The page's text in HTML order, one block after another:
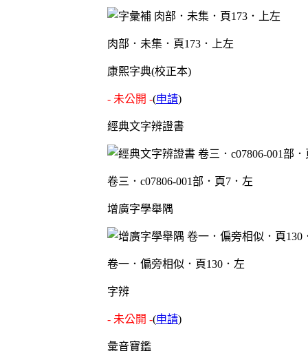
肉部．未集．頁173．上左
康熙字典(校正本)
- 未公開 -(申請)
經典文字辨證書
卷三．c07806-001部．頁7．左
增廣字學舉隅
卷一．偏旁相似．頁130．左
字辨
- 未公開 -(申請)
彙音寶鑑